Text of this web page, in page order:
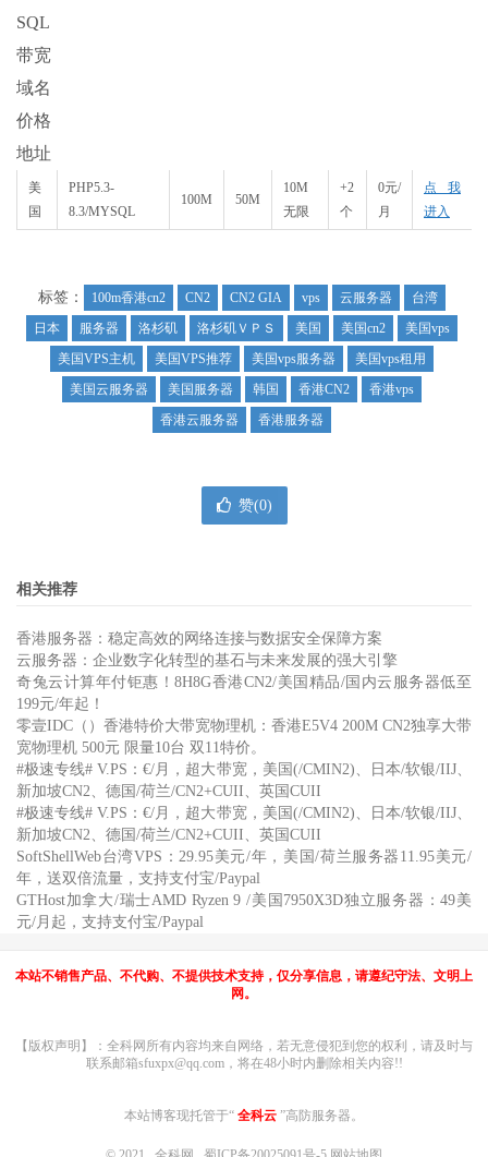
SQL
带宽
域名
价格
地址
美
国
PHP5.3-
8.3/MYSQL
100M 50M
10M
无限
+2
个
0元/
月
点我
进入
标签： 100m香港cn2 CN2 CN2 GIA vps 云服务器
台湾
日本
服务器 洛杉矶 洛杉矶ＶＰＳ 美国 美国cn2
美国vps
美国VPS主机
美国VPS推荐 美国vps服务器
美国vps租用
美国云服务器
美国服务器 韩国 香港CN2
香港vps
香港云服务器
香港服务器
赞(0)
相关推荐
香港服务器：稳定高效的网络连接与数据安全保障方案
云服务器：企业数字化转型的基石与未来发展的强大引擎
奇兔云计算年付钜惠！8H8G香港CN2/美国精品/国内云服务器低至
199元/年起！
零壹IDC（）香港特价大带宽物理机：香港E5V4 200M CN2独享大带
宽物理机 500元 限量10台 双11特价。
#极速专线# V.PS：€/月，超大带宽，美国(/CMIN2)、日本/软银/IIJ、
新加坡CN2、德国/荷兰/CN2+CUII、英国CUII
#极速专线# V.PS：€/月，超大带宽，美国(/CMIN2)、日本/软银/IIJ、
新加坡CN2、德国/荷兰/CN2+CUII、英国CUII
SoftShellWeb台湾VPS：29.95美元/年，美国/荷兰服务器11.95美元/
年，送双倍流量，支持支付宝/Paypal
GTHost加拿大/瑞士AMD Ryzen 9 /美国7950X3D独立服务器：49美
元/月起，支持支付宝/Paypal
本站不销售产品、不代购、不提供技术支持，仅分享信息，请遵纪守法、文明上
网。
【版权声明】：全科网所有内容均来自网络，若无意侵犯到您的权利，请及时与
联系邮箱sfuxpx@qq.com，将在48小时内删除相关内容!!
本站博客现托管于“ 全科云 ”高防服务器。